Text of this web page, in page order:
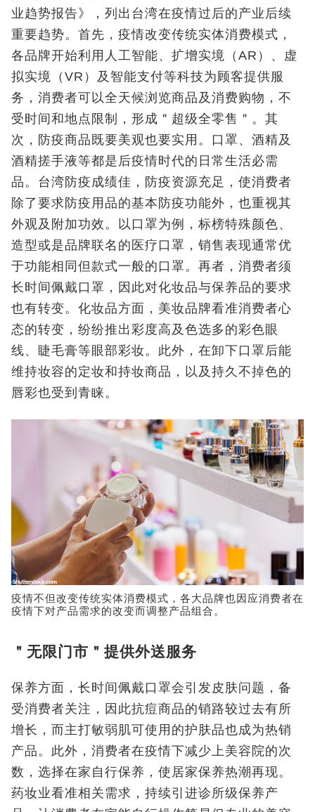
业趋势报告》，列出台湾在疫情过后的产业后续
重要趋势。首先，疫情改变传统实体消费模式，
各品牌开始利用人工智能、扩增实境（AR）、虚
拟实境（VR）及智能支付等科技为顾客提供服
务，消费者可以全天候浏览商品及消费购物，不
受时间和地点限制，形成＂超级全零售＂。其
次，防疫商品既要美观也要实用。口罩、酒精及
酒精搓手液等都是后疫情时代的日常生活必需
品。台湾防疫成绩佳，防疫资源充足，使消费者
除了要求防疫用品的基本防疫功能外，也重视其
外观及附加功效。以口罩为例，标榜特殊颜色、
造型或是品牌联名的医疗口罩，销售表现通常优
于功能相同但款式一般的口罩。再者，消费者须
长时间佩戴口罩，因此对化妆品与保养品的要求
也有转变。化妆品方面，美妆品牌看准消费者心
态的转变，纷纷推出彩度高及色选多的彩色眼
线、睫毛膏等眼部彩妆。此外，在卸下口罩后能
维持妆容的定妆和持妆商品，以及持久不掉色的
唇彩也受到青睐。
疫情不但改变传统实体消费模式，各大品牌也因应消费者在
疫情下对产品需求的改变而调整产品组合。
＂无限门市＂提供外送服务
保养方面，长时间佩戴口罩会引发皮肤问题，备
受消费者关注，因此抗痘商品的销路较过去有所
增长，而主打敏弱肌可使用的护肤品也成为热销
产品。此外，消费者在疫情下减少上美容院的次
数，选择在家自行保养，使居家保养热潮再现。
药妆业看准相关需求，持续引进诊所级保养产